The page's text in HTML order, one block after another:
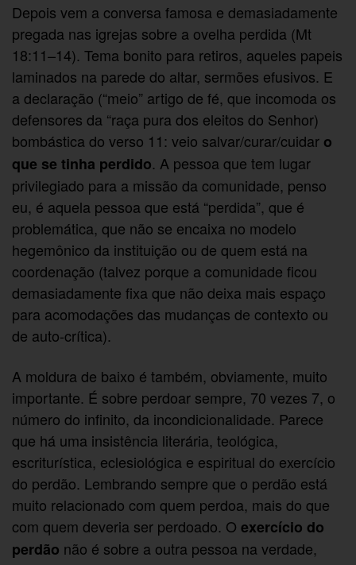
Depois vem a conversa famosa e demasiadamente
pregada nas igrejas sobre a ovelha perdida (Mt
18:11–14). Tema bonito para retiros, aqueles papeis
laminados na parede do altar, sermões efusivos. E
a declaração (“meio” artigo de fé, que incomoda os
defensores da “raça pura dos eleitos do Senhor)
bombástica do verso 11: veio salvar/curar/cuidar o
que se tinha perdido. A pessoa que tem lugar
privilegiado para a missão da comunidade, penso
eu, é aquela pessoa que está “perdida”, que é
problemática, que não se encaixa no modelo
hegemônico da instituição ou de quem está na
coordenação (talvez porque a comunidade ficou
demasiadamente fixa que não deixa mais espaço
para acomodações das mudanças de contexto ou
de auto-crítica).
A moldura de baixo é também, obviamente, muito
importante. É sobre perdoar sempre, 70 vezes 7, o
número do infinito, da incondicionalidade. Parece
que há uma insistência literária, teológica,
escriturística, eclesiológica e espiritual do exercício
do perdão. Lembrando sempre que o perdão está
muito relacionado com quem perdoa, mais do que
com quem deveria ser perdoado. O exercício do
perdão não é sobre a outra pessoa na verdade,